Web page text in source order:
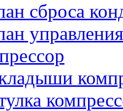
сброса
управления